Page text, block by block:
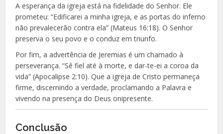
A esperança da igreja está na fidelidade do Senhor. Ele
prometeu: “Edificarei a minha igreja, e as portas do inferno
não prevalecerão contra ela” (Mateus 16:18). O Senhor
preserva o seu povo e o conduz em triunfo.
Por fim, a advertência de Jeremias é um chamado à
perseverança. “Sê fiel até à morte, e dar-te-ei a coroa da
vida” (Apocalipse 2:10). Que a igreja de Cristo permaneça
firme, discernindo a verdade, proclamando a Palavra e
vivendo na presença do Deus onipresente.
Conclusão